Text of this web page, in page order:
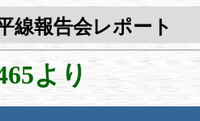
線報告会レポート
より